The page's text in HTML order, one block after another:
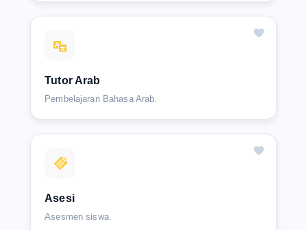
Tutor Arab
Pembelajaran Bahasa Arab.
Asesi
Asesmen siswa.